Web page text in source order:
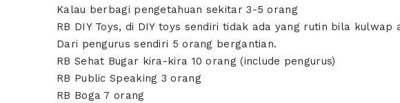
Kalau berbagi pengetahuan sekitar 3-5 orang
RB DIY Toys, di DIY toys sendiri tidak ada yang rutin bila
Dari pengurus sendiri 5 orang bergantian.
RB Sehat Bugar kira-kira 10 orang (include pengurus)
RB Public Speaking 3 orang
RB Boga 7 orang